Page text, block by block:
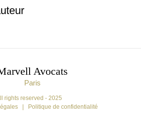
Avocats
Paris
rights reserved - 2025
Politique de confidentialité